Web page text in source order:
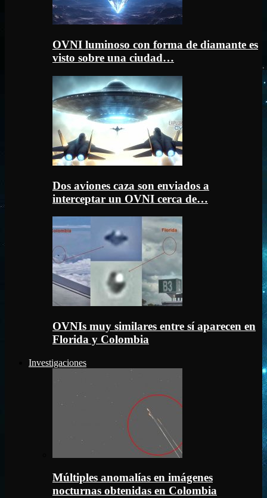
OVNI luminoso con forma de diamante es
visto sobre una ciudad…
Dos aviones caza son enviados a
interceptar un OVNI cerca de…
OVNIs muy similares entre sí aparecen en
Florida y Colombia
Investigaciones
Múltiples anomalías en imágenes
nocturnas obtenidas en Colombia